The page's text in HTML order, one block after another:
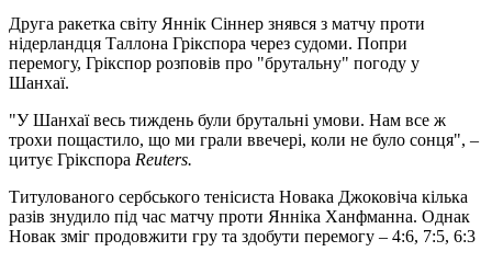
Друга ракетка світу Яннік Сіннер знявся з матчу проти
нідерландця Таллона Грікспора через судоми. Попри
перемогу, Грікспор розповів про "брутальну" погоду у
Шанхаї.
"У Шанхаї весь тиждень були брутальні умови. Нам все ж
трохи пощастило, що ми грали ввечері, коли не було сонця", –
цитує Грікспора Reuters.
Титулованого сербського тенісиста Новака Джоковіча кілька
разів знудило під час матчу проти Янніка Ханфманна. Однак
Новак зміг продовжити гру та здобути перемогу – 4:6, 7:5, 6:3